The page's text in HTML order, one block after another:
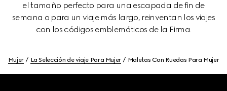
el tamaño perfecto para una escapada de fin de
semana o para un viaje más largo, reinventan los viajes
con los códigos emblemáticos de la Firma.
Mujer La Selección de viaje Para Mujer Maletas Con Ruedas Para Mujer